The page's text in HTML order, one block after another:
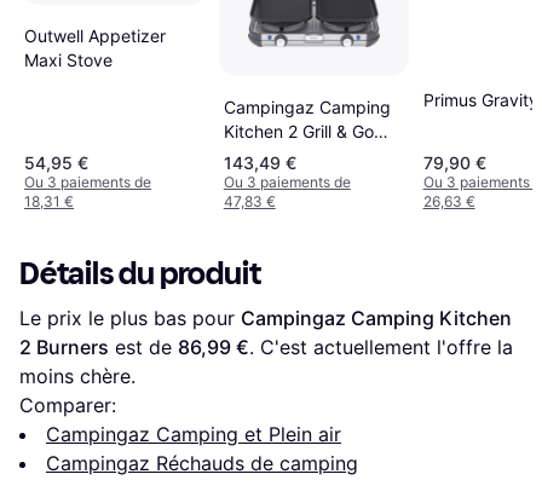
Outwell Appetizer
Maxi Stove
54,95 €
Ou 3 paiements de
18,31 €
Campingaz Camping
Kitchen 2 Grill & Go
Gas Stove
143,49 €
Ou 3 paiements de
47,83 €
Primus Gravity
79,90 €
Ou 3 paiements
26,63 €
Détails du produit
Le prix le plus bas pour Campingaz Camping Kitchen
2 Burners est de 86,99 €. C'est actuellement l'offre la
moins chère.
Comparer:
Campingaz Camping et Plein air
Campingaz Réchauds de camping